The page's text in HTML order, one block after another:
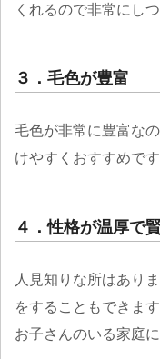
くれるので非常にし
３．毛色が豊富
毛色が非常に豊富な
けやすくおすすめです
４．性格が温厚で
人見知りな所はあり
をすることもできま
お子さんのいる家庭